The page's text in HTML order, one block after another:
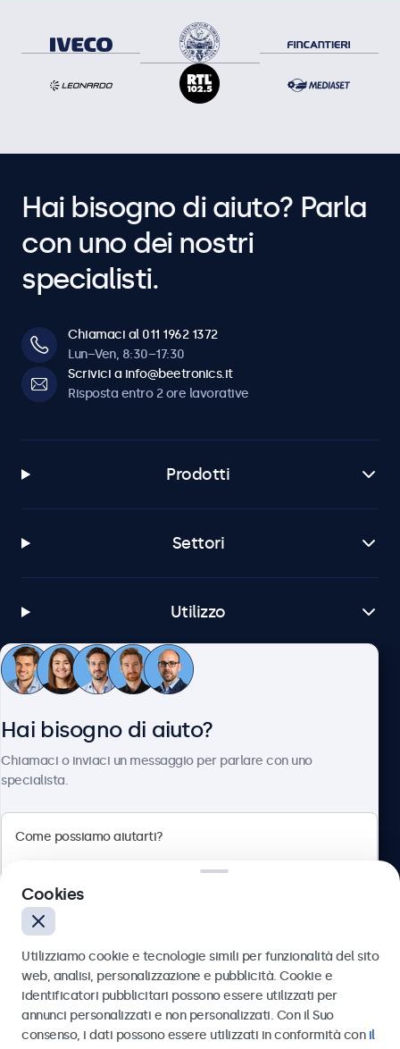
Hai bisogno di aiuto? Parla
con uno dei nostri
specialisti.
Chiamaci al 011 1962 1372
Lun–Ven, 8:30–17:30
Scrivici a info@beetronics.it
Risposta entro 2 ore lavorative
Prodotti
Settori
Utilizzo
Servizio Clienti
Italiano
Hai bisogno di aiuto?
Chiamaci o inviaci un messaggio per parlare con uno
specialista.
Inviare
Cookies
Utilizziamo cookie e tecnologie simili per funzionalità del sito
web, analisi, personalizzazione e pubblicità. Cookie e
identificatori pubblicitari possono essere utilizzati per
annunci personalizzati e non personalizzati. Con il Suo
consenso, i dati possono essere utilizzati in conformità con il